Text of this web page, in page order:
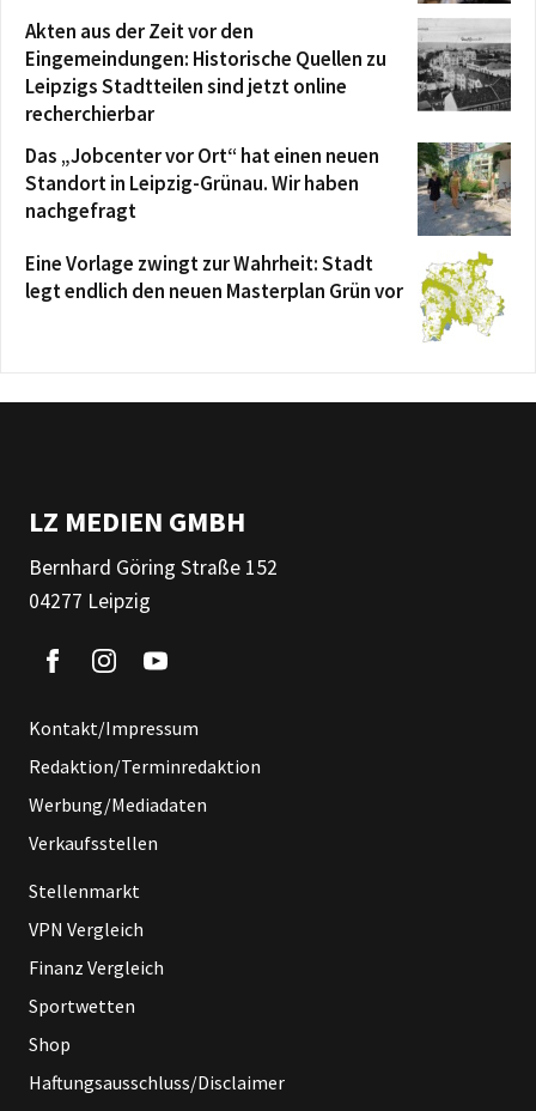
Akten aus der Zeit vor den
Eingemeindungen: Historische Quellen zu
Leipzigs Stadtteilen sind jetzt online
recherchierbar
Das „Jobcenter vor Ort“ hat einen neuen
Standort in Leipzig-Grünau. Wir haben
nachgefragt
Eine Vorlage zwingt zur Wahrheit: Stadt
legt endlich den neuen Masterplan Grün vor
LZ MEDIEN GMBH
Bernhard Göring Straße 152
04277 Leipzig
Kontakt/Impressum
Redaktion/Terminredaktion
Werbung/Mediadaten
Verkaufsstellen
Stellenmarkt
VPN Vergleich
Finanz Vergleich
Sportwetten
Shop
Haftungsausschluss/Disclaimer